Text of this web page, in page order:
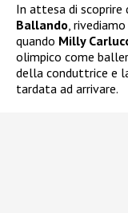
In attesa di scoprire
Ballando,
quando Milly
olimpico come
della conduttrice e
tardata ad arrivare.